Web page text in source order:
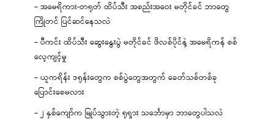
– အမေရိကား-တရုတ် ထိပ်သီး အစည်းအဝေး မတိုင်ခင် ဘာတွေ
ကြိုတင် ပြင်ဆင်နေသလဲ
– ပီကင်း ထိပ်သီး ဆွေးနွေးပွဲ မတိုင်ခင် ဖိလစ်ပိုင်နဲ့ အမေရိကန် စစ်
လေ့ကျင့်မှု
– ယူကရိန်း ဒရုန်းတွေက စစ်ပွဲတွေအတွက် ခေတ်သစ်တစ်ခု
ပြောင်းစေမလား
– ၂ နှစ်ကျော်က မြုပ်သွားတဲ့ ရုရှား သင်္ဘောမှာ ဘာတွေပါသလဲ